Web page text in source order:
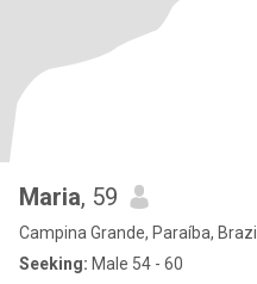
Maria, 59
Campina Grande, Paraíba, Brazil
Seeking: Male 54 - 60